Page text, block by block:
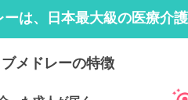
は、日本最大級の医療介護
メドレーの特徴